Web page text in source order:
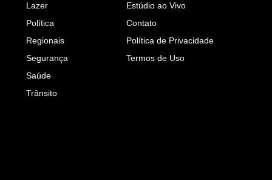
Lazer
Política
Regionais
Segurança
Saúde
Trânsito
Estúdio ao Vivo
Contato
Política de Privacidade
Termos de Uso